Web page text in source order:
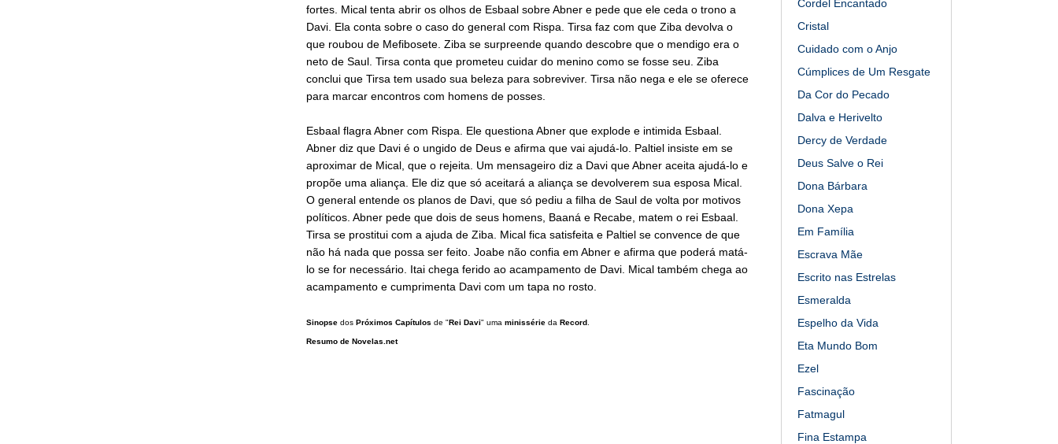
fortes. Mical tenta abrir os olhos de Esbaal sobre Abner e pede que ele ceda o trono a
Davi. Ela conta sobre o caso do general com Rispa. Tirsa faz com que Ziba devolva o
que roubou de Mefibosete. Ziba se surpreende quando descobre que o mendigo era o
neto de Saul. Tirsa conta que prometeu cuidar do menino como se fosse seu. Ziba
conclui que Tirsa tem usado sua beleza para sobreviver. Tirsa não nega e ele se oferece
para marcar encontros com homens de posses.
Esbaal flagra Abner com Rispa. Ele questiona Abner que explode e intimida Esbaal.
Abner diz que Davi é o ungido de Deus e afirma que vai ajudá-lo. Paltiel insiste em se
aproximar de Mical, que o rejeita. Um mensageiro diz a Davi que Abner aceita ajudá-lo e
propõe uma aliança. Ele diz que só aceitará a aliança se devolverem sua esposa Mical.
O general entende os planos de Davi, que só pediu a filha de Saul de volta por motivos
políticos. Abner pede que dois de seus homens, Baaná e Recabe, matem o rei Esbaal.
Tirsa se prostitui com a ajuda de Ziba. Mical fica satisfeita e Paltiel se convence de que
não há nada que possa ser feito. Joabe não confia em Abner e afirma que poderá matá-
lo se for necessário. Itai chega ferido ao acampamento de Davi. Mical também chega ao
acampamento e cumprimenta Davi com um tapa no rosto.
Sinopsedos Próximos Capítulos de "Rei Davi" uma minissérieda Record.
Resumo de Novelas.net
Cordel Encantado
Cristal
Cuidado com o Anjo
Cúmplices de Um Resgate
Da Cor do Pecado
Dalva e Herivelto
Dercy de Verdade
Deus Salve o Rei
Dona Bárbara
Dona Xepa
Em Família
Escrava Mãe
Escrito nas Estrelas
Esmeralda
Espelho da Vida
Eta Mundo Bom
Ezel
Fascinação
Fatmagul
Fina Estampa